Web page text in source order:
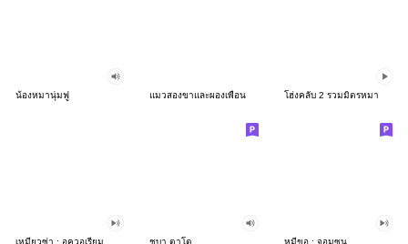
น้องหมานุ่มฟู แมวสองขาและผองเพื่อน โฮ่งคลับ 2 รวมมิตรหมา
เหมียวซ่า : อควอเรียม ชบา ตาโต หมีขอ : จอมซน